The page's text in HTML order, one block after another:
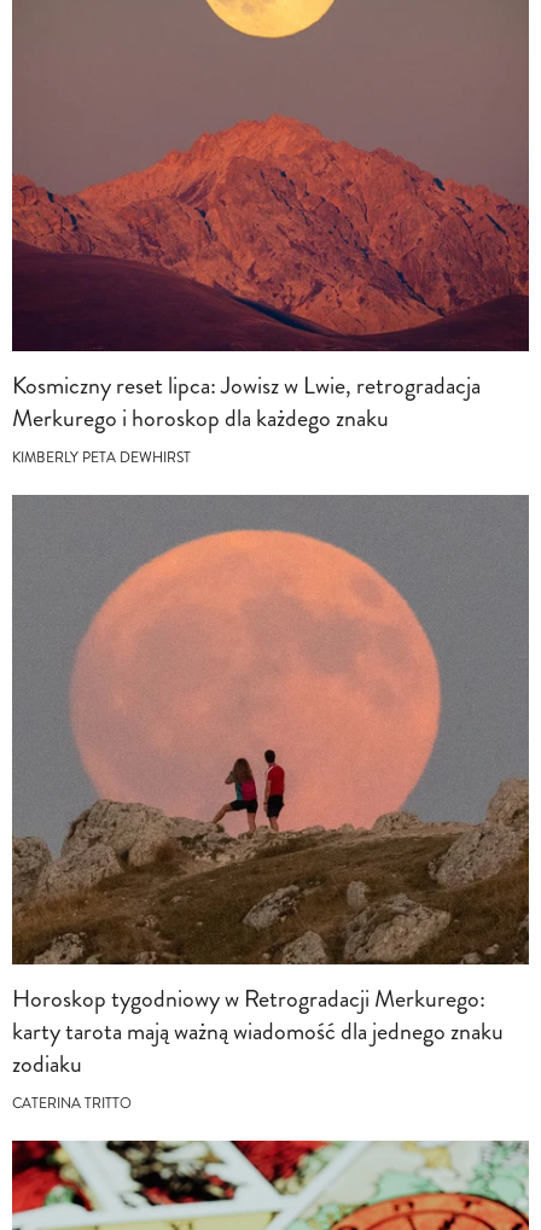
Kosmiczny reset lipca: Jowisz w Lwie, retrogradacja
Merkurego i horoskop dla każdego znaku
KIMBERLY PETA DEWHIRST
Horoskop tygodniowy w Retrogradacji Merkurego:
karty tarota mają ważną wiadomość dla jednego znaku
zodiaku
CATERINA TRITTO